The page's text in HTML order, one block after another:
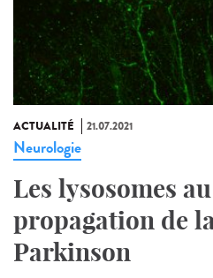
ACTUALITÉ 21.07.2021
Neurologie
Les lysosomes
propagation de
Parkinson